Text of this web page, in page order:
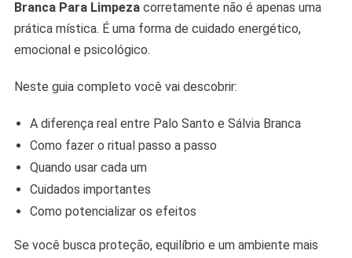
Branca Para Limpeza corretamente não é apenas uma
prática mística. É uma forma de cuidado energético,
emocional e psicológico.
Neste guia completo você vai descobrir:
A diferença real entre Palo Santo e Sálvia Branca
Como fazer o ritual passo a passo
Quando usar cada um
Cuidados importantes
Como potencializar os efeitos
Se você busca proteção, equilíbrio e um ambiente mais